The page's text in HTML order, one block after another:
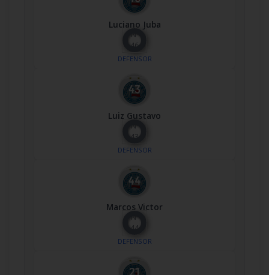
Luciano Juba
Nº
46
DEFENSOR
Luiz Gustavo
Nº
43
DEFENSOR
Marcos Victor
Nº
44
DEFENSOR